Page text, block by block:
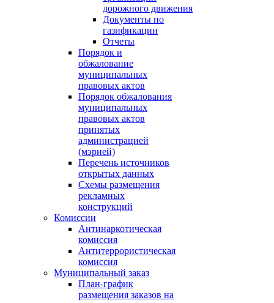
дорожного движения
Документы по
газификации
Отчеты
Порядок и
обжалование
муниципальных
правовых актов
Порядок обжалования
муниципальных
правовых актов
принятых
администрацией
(мэрией)
Перечень источников
открытых данных
Схемы размещения
рекламных
конструкций
Комиссии
Антинаркотическая
комиссия
Антитеррористическая
комиссия
Муниципальный заказ
План-график
размещения заказов на